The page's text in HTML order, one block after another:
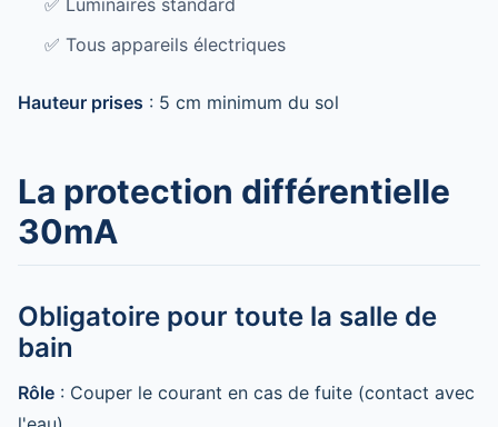
✅ Luminaires standard
✅ Tous appareils électriques
Hauteur prises : 5 cm minimum du sol
La protection différentielle
30mA
Obligatoire pour toute la salle de
bain
Rôle : Couper le courant en cas de fuite (contact avec